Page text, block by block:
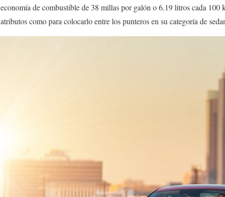
economía de combustible de 38 millas por galón o 6.19 litros cada
atributos como para colocarlo entre los punteros en su categoría de